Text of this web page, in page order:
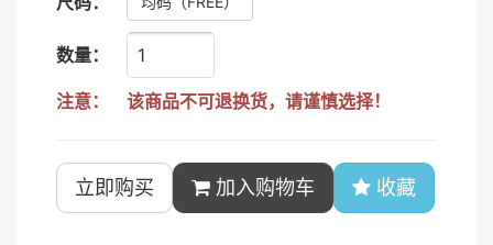
数量：
注意： 该商品不可退换货，请谨慎选择！
立即购买 加入购物车 收藏